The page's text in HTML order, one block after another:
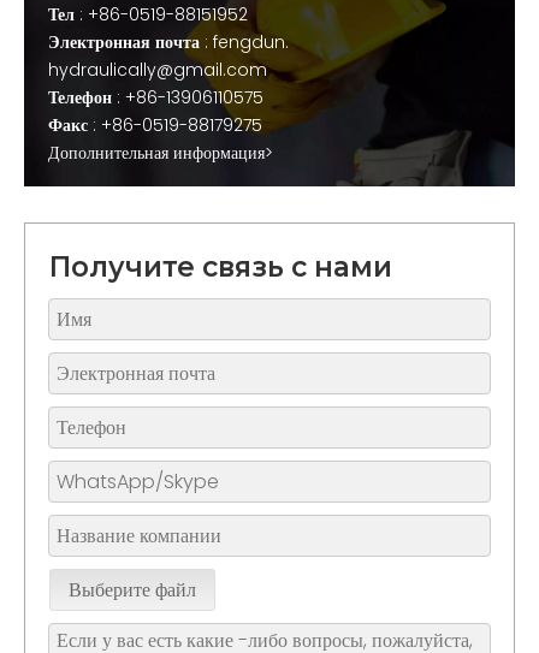
Тел : +86-0519-88151952
Электронная почта : fengdun.
hydraulically@gmail.com
Телефон : +86-13906110575
Факс : +86-0519-88179275
Дополнительная информация>
Получите связь с нами
Выберите файл